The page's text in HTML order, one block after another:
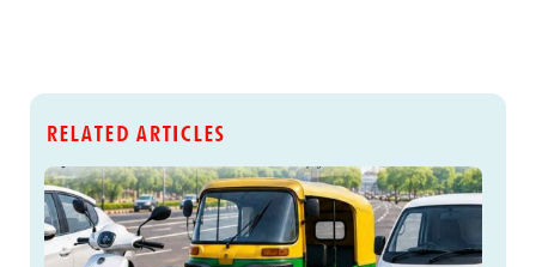
RELATED ARTICLES